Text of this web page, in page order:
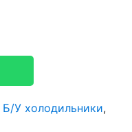
Б/У холодильники,